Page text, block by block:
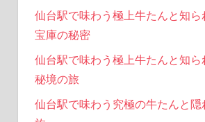
仙台駅で味わう極上牛たんと知ら
宝庫の秘密
仙台駅で味わう極上牛たんと知ら
秘境の旅
仙台駅で味わう究極の牛たんと